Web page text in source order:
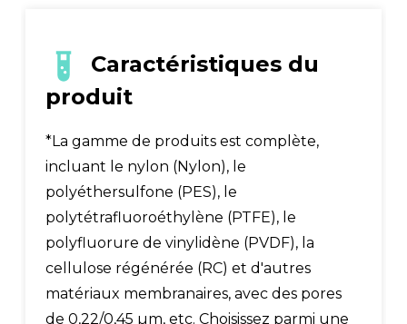
Caractéristiques du
produit
*La gamme de produits est complète,
incluant le nylon (Nylon), le
polyéthersulfone (PES), le
polytétrafluoroéthylène (PTFE), le
polyfluorure de vinylidène (PVDF), la
cellulose régénérée (RC) et d'autres
matériaux membranaires, avec des pores
de 0,22/0,45 µm, etc. Choisissez parmi une